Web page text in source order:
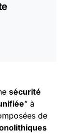
sécurité
” à
de